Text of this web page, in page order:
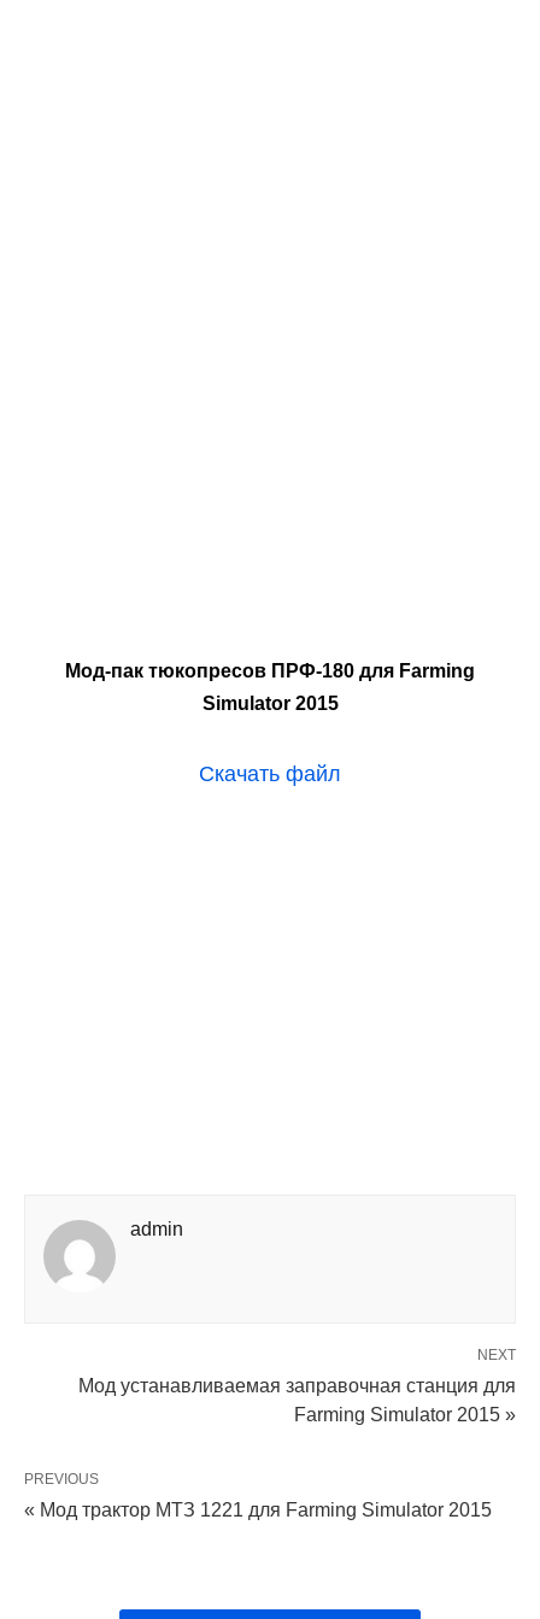
Мод-пак тюкопресов ПРФ-180 для Farming
Simulator 2015
Скачать файл
admin
NEXT
Мод устанавливаемая заправочная станция для
Farming Simulator 2015 »
PREVIOUS
« Мод трактор МТЗ 1221 для Farming Simulator 2015